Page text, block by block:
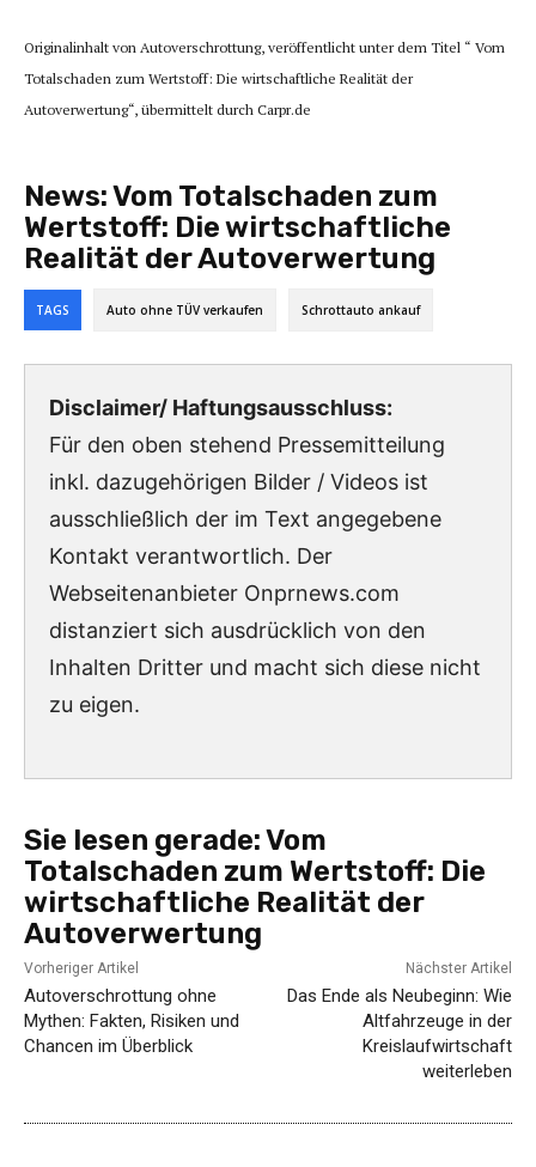
Originalinhalt von Autoverschrottung, veröffentlicht unter dem Titel “ Vom
Totalschaden zum Wertstoff: Die wirtschaftliche Realität der
Autoverwertung“, übermittelt durch Carpr.de
News:Vom Totalschaden zum
Wertstoff: Die wirtschaftliche
Realität der Autoverwertung
TAGS Auto ohne TÜV verkaufen Schrottauto ankauf
Disclaimer/ Haftungsausschluss:
Für den oben stehend Pressemitteilung
inkl. dazugehörigen Bilder / Videos ist
ausschließlich der im Text angegebene
Kontakt verantwortlich. Der
Webseitenanbieter Onprnews.com
distanziert sich ausdrücklich von den
Inhalten Dritter und macht sich diese nicht
zu eigen.
Sie lesen gerade:Vom
Totalschaden zum Wertstoff: Die
wirtschaftliche Realität der
Autoverwertung
Vorheriger Artikel
Autoverschrottung ohne
Mythen: Fakten, Risiken und
Chancen im Überblick
Nächster Artikel
Das Ende als Neubeginn: Wie
Altfahrzeuge in der
Kreislaufwirtschaft
weiterleben